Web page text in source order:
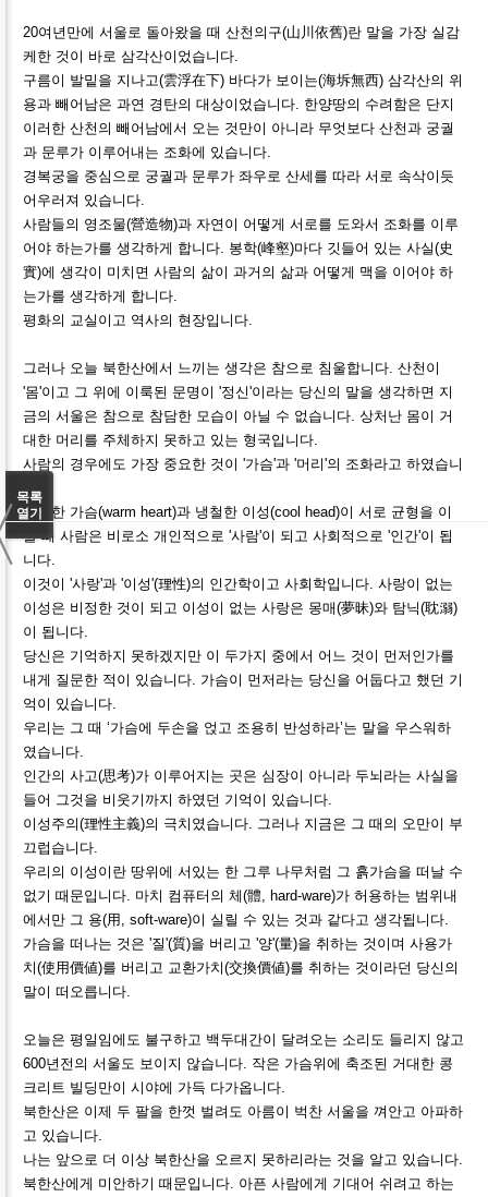
20여년만에 서울로 돌아왔을 때 산천의구(山川依舊)란 말을 가장 실감
케한 것이 바로 삼각산이었습니다.
구름이 발밑을 지나고(雲浮在下) 바다가 보이는(海坼無西) 삼각산의 위
용과 빼어남은 과연 경탄의 대상이었습니다. 한양땅의 수려함은 단지
이러한 산천의 빼어남에서 오는 것만이 아니라 무엇보다 산천과 궁궐
과 문루가 이루어내는 조화에 있습니다.
경복궁을 중심으로 궁궐과 문루가 좌우로 산세를 따라 서로 속삭이듯
어우러져 있습니다.
사람들의 영조물(營造物)과 자연이 어떻게 서로를 도와서 조화를 이루
어야 하는가를 생각하게 합니다. 봉학(峰壑)마다 깃들어 있는 사실(史
實)에 생각이 미치면 사람의 삶이 과거의 삶과 어떻게 맥을 이어야 하
는가를 생각하게 합니다.
평화의 교실이고 역사의 현장입니다.
그러나 오늘 북한산에서 느끼는 생각은 참으로 침울합니다. 산천이
'몸'이고 그 위에 이룩된 문명이 '정신'이라는 당신의 말을 생각하면 지
금의 서울은 참으로 참담한 모습이 아닐 수 없습니다. 상처난 몸이 거
대한 머리를 주체하지 못하고 있는 형국입니다.
사람의 경우에도 가장 중요한 것이 '가슴'과 '머리'의 조화라고 하였습니
다.
따뜻한 가슴(warm heart)과 냉철한 이성(cool head)이 서로 균형을 이
룰 때 사람은 비로소 개인적으로 '사람'이 되고 사회적으로 '인간'이 됩
니다.
이것이 '사랑'과 '이성'(理性)의 인간학이고 사회학입니다. 사랑이 없는
이성은 비정한 것이 되고 이성이 없는 사랑은 몽매(夢昧)와 탐닉(耽溺)
이 됩니다.
당신은 기억하지 못하겠지만 이 두가지 중에서 어느 것이 먼저인가를
내게 질문한 적이 있습니다. 가슴이 먼저라는 당신을 어둡다고 했던 기
억이 있습니다.
우리는 그 때 ‘가슴에 두손을 얹고 조용히 반성하라’는 말을 우스워하
였습니다.
인간의 사고(思考)가 이루어지는 곳은 심장이 아니라 두뇌라는 사실을
들어 그것을 비웃기까지 하였던 기억이 있습니다.
이성주의(理性主義)의 극치였습니다. 그러나 지금은 그 때의 오만이 부
끄럽습니다.
우리의 이성이란 땅위에 서있는 한 그루 나무처럼 그 흙가슴을 떠날 수
없기 때문입니다. 마치 컴퓨터의 체(體, hard-ware)가 허용하는 범위내
에서만 그 용(用, soft-ware)이 실릴 수 있는 것과 같다고 생각됩니다.
가슴을 떠나는 것은 '질'(質)을 버리고 '양'(量)을 취하는 것이며 사용가
치(使用價値)를 버리고 교환가치(交換價値)를 취하는 것이라던 당신의
말이 떠오릅니다.
오늘은 평일임에도 불구하고 백두대간이 달려오는 소리도 들리지 않고
600년전의 서울도 보이지 않습니다. 작은 가슴위에 축조된 거대한 콩
크리트 빌딩만이 시야에 가득 다가옵니다.
북한산은 이제 두 팔을 한껏 벌려도 아름이 벅찬 서울을 껴안고 아파하
고 있습니다.
나는 앞으로 더 이상 북한산을 오르지 못하리라는 것을 알고 있습니다.
북한산에게 미안하기 때문입니다. 아픈 사람에게 기대어 쉬려고 하는
목록
열기